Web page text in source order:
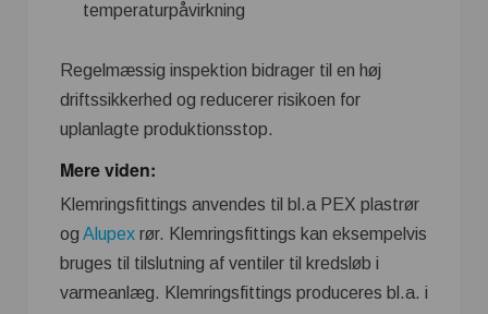
temperaturpåvirkning
Regelmæssig inspektion bidrager til en høj
driftssikkerhed og reducerer risikoen for
uplanlagte produktionsstop.
Mere viden:
Klemringsfittings anvendes til bl.a PEX plastrør
og Alupex rør. Klemringsfittings kan eksempelvis
bruges til tilslutning af ventiler til kredsløb i
varmeanlæg. Klemringsfittings produceres bl.a. i